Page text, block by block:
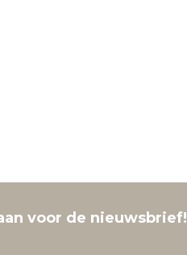
voor de nieuwsbrief!